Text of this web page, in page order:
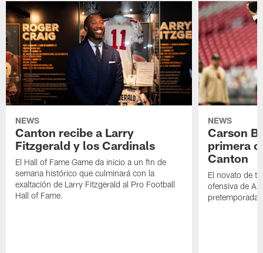
NEWS
Canton recibe a Larry
Fitzgerald y los Cardinals
El Hall of Fame Game da inicio a un fin de
semana histórico que culminará con la
exaltación de Larry Fitzgerald al Pro Football
Hall of Fame.
NEWS
Carson
primera
Canton
El novato de
ofensiva de
pretemporada